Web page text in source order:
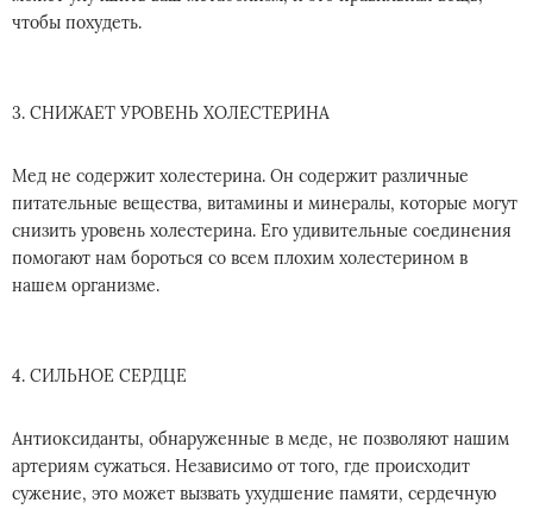
чтобы похудеть.
3. СНИЖАЕТ УРОВЕНЬ ХОЛЕСТЕРИНА
Мед не содержит холестерина. Он содержит различные
питательные вещества, витамины и минералы, которые могут
снизить уровень холестерина. Его удивительные соединения
помогают нам бороться со всем плохим холестерином в
нашем организме.
4. СИЛЬНОЕ СЕРДЦЕ
Антиоксиданты, обнаруженные в меде, не позволяют нашим
артериям сужаться. Независимо от того, где происходит
сужение, это может вызвать ухудшение памяти, сердечную